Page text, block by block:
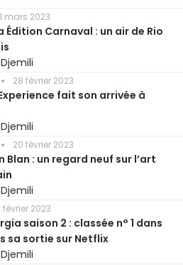
1 mars 2023
Édition Carnaval : un air de Rio
28 février 2023
fait son arrivée à
20 février 2023
Blan : un regard neuf sur l’art
février 2023
saison 2 : classée n° 1 dans
sa sortie sur Netflix